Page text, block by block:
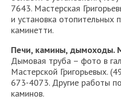
7643. Мастерская
и установка отопительных
каминетти.
Печи, камины, дымоходы.
Дымовая труба – фото в
Мастерской Григорьевых.
673-4073. Другие работы
каминов.